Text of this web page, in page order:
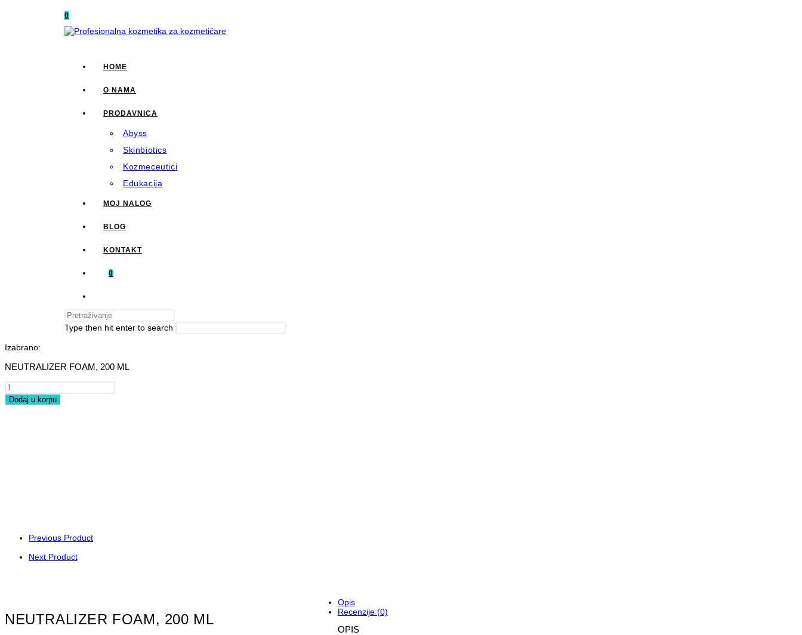
0
HOME
O NAMA
PRODAVNICA
Abyss
Skinbiotics
Kozmeceutici
Edukacija
MOJ NALOG
BLOG
KONTAKT
0
Type then hit enter to search
Izabrano:
NEUTRALIZER FOAM, 200 ML
Dodaj u korpu
Previous Product
Next Product
NEUTRALIZER FOAM, 200 ML
Opis
Recenzije (0)
OPIS